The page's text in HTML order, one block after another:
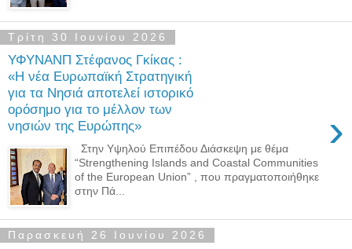
Τρίτη 30 Ιουνίου 2026
ΥΦΥΝΑΝΠ Στέφανος Γκίκας :
«Η νέα Ευρωπαϊκή Στρατηγική
για τα Νησιά αποτελεί ιστορικό
ορόσημο για το μέλλον των
νησιών της Ευρώπης»
›
Στην Υψηλού Επιπέδου Διάσκεψη με θέμα
“Strengthening Islands and Coastal Communities
of the European Union” , που πραγματοποιήθηκε
στην Πά...
Παρασκευή 26 Ιουνίου 2026